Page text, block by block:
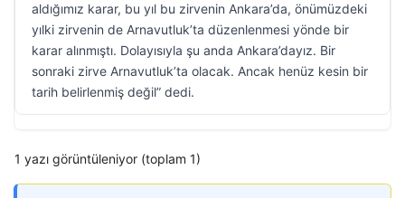
aldığımız karar, bu yıl bu zirvenin Ankara’da, önümüzdeki
yılki zirvenin de Arnavutluk’ta düzenlenmesi yönde bir
karar alınmıştı. Dolayısıyla şu anda Ankara’dayız. Bir
sonraki zirve Arnavutluk’ta olacak. Ancak henüz kesin bir
tarih belirlenmiş değil” dedi.
1 yazı görüntüleniyor (toplam 1)